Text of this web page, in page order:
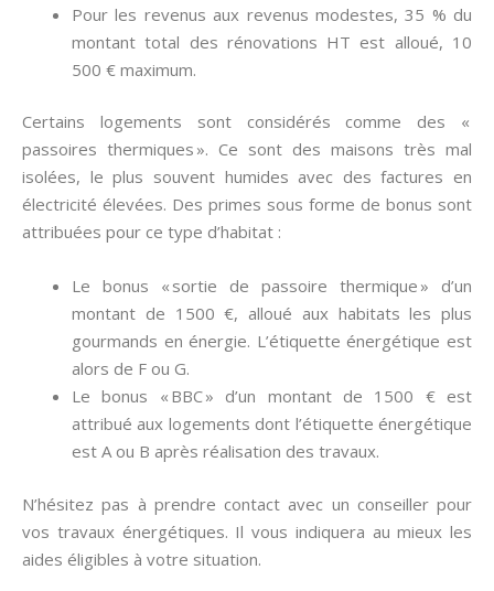
Pour les revenus aux revenus modestes, 35 % du
montant total des rénovations HT est alloué, 10
500 € maximum.
Certains logements sont considérés comme des «
passoires thermiques ». Ce sont des maisons très mal
isolées, le plus souvent humides avec des factures en
électricité élevées. Des primes sous forme de bonus sont
attribuées pour ce type d’habitat :
Le bonus « sortie de passoire thermique » d’un
montant de 1500 €, alloué aux habitats les plus
gourmands en énergie. L’étiquette énergétique est
alors de F ou G.
Le bonus « BBC » d’un montant de 1500 € est
attribué aux logements dont l’étiquette énergétique
est A ou B après réalisation des travaux.
N’hésitez pas à prendre contact avec un conseiller pour
vos travaux énergétiques. Il vous indiquera au mieux les
aides éligibles à votre situation.